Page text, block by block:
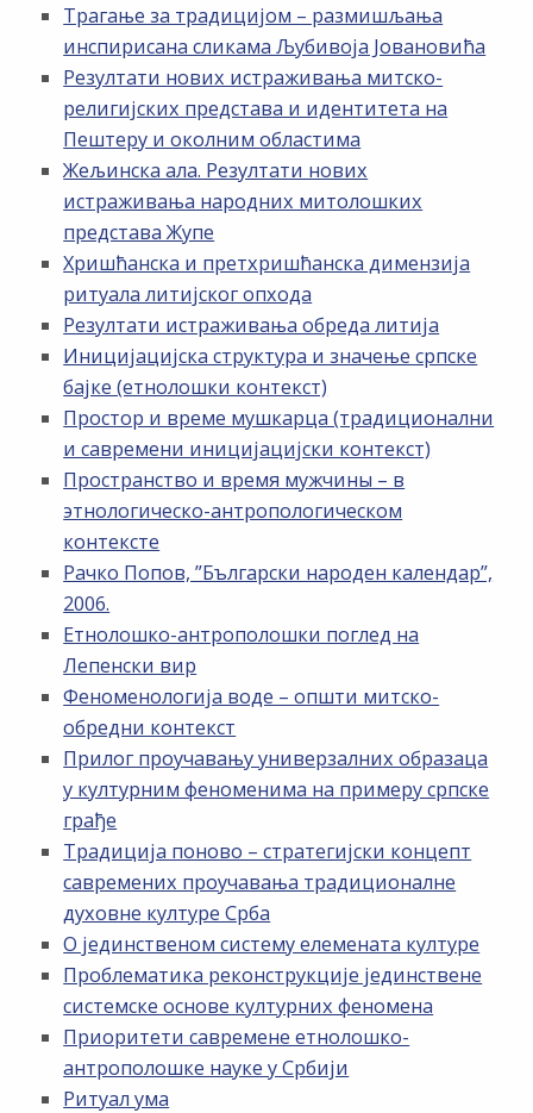
Трагање за традицијом – размишљања
инспирисана сликама Љубивоја Јовановића
Резултати нових истраживања митско-
религијских представа и идентитета на
Пештеру и околним областима
Жељинска ала. Резултати нових
истраживања народних митолошких
представа Жупе
Хришћанска и претхришћанска димензија
ритуала литијског опхода
Резултати истраживања обреда литија
Иницијацијска структура и значење српске
бајке (етнолошки контекст)
Простор и време мушкарца (традиционални
и савремени иницијацијски контекст)
Пространство и время мужчины – в
этнологическо-антропологическом
контексте
Рачко Попов, ”Български народен календар”,
2006.
Етнолошко-антрополошки поглед на
Лепенски вир
Феноменологија воде – општи митско-
обредни контекст
Прилог проучавању универзалних образаца
у културним феноменима на примеру српске
грађе
Традиција поново – стратегијски концепт
савремених проучавања традиционалне
духовне културе Срба
О јединственом систему елемената културе
Проблематика реконструкције јединствене
системске основе културних феномена
Приоритети савремене етнолошко-
антрополошке науке у Србији
Ритуал ума